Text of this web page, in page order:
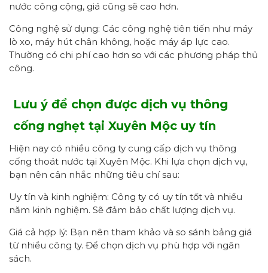
nước công cộng, giá cũng sẽ cao hơn.
Công nghệ sử dụng: Các công nghệ tiên tiến như máy
lò xo, máy hút chân không, hoặc máy áp lực cao.
Thường có chi phí cao hơn so với các phương pháp thủ
công.
Lưu ý để chọn được dịch vụ thông
cống nghẹt tại Xuyên Mộc uy tín
Hiện nay có nhiều công ty cung cấp dịch vụ thông
cống thoát nước tại Xuyên Mộc. Khi lựa chọn dịch vụ,
bạn nên cân nhắc những tiêu chí sau:
Uy tín và kinh nghiệm: Công ty có uy tín tốt và nhiều
năm kinh nghiệm. Sẽ đảm bảo chất lượng dịch vụ.
Giá cả hợp lý: Bạn nên tham khảo và so sánh bảng giá
từ nhiều công ty. Để chọn dịch vụ phù hợp với ngân
sách.